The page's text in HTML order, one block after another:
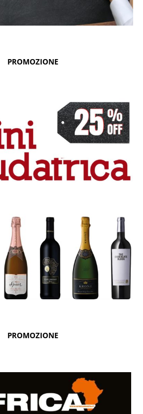
PROMOZIONE
PROMOZIONE